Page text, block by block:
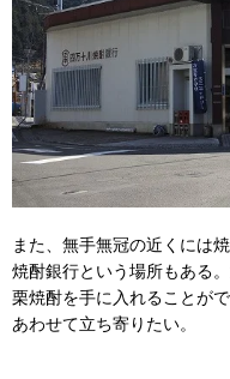
また、無手無冠の近くには
焼酎銀行という場所もある
栗焼酎を手に入れることが
あわせて立ち寄りたい。